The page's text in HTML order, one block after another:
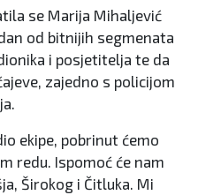
se Marija Mihaljević
od bitnijih segmenata
i posjetitelja te da
zajedno s policijom
ekipe, pobrinut ćemo
redu. Ispomoć će nam
Širokog i Čitluka. Mi